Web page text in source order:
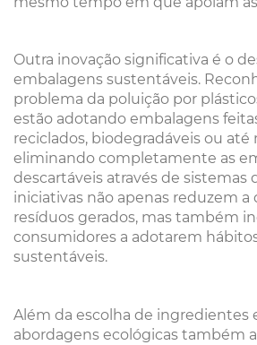
Outra inovação significativa é o
embalagens sustentáveis.
problema da poluição por
estão adotando embalagens
reciclados, biodegradáveis ou até
eliminando completamente as
descartáveis através de sistemas
iniciativas não apenas reduzem
resíduos gerados, mas também
consumidores a adotarem
sustentáveis.
Além da escolha de ingredientes
abordagens ecológicas também